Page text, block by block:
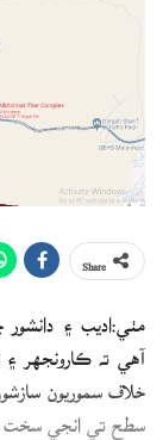
مٺي:اديب ۽
آهي ته ڪارونجھر ۽
خلاف سموريون
سطح تي انجي سخت